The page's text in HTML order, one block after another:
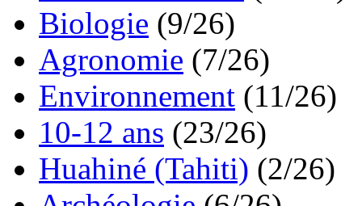
Biologie (9/26)
Agronomie (7/26)
Environnement (11/26)
10-12 ans (23/26)
Huahiné (Tahiti) (2/26)